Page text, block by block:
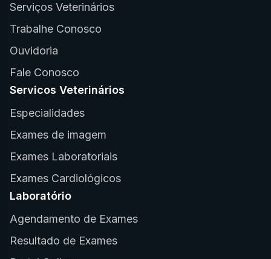
Serviços Veterinários
Trabalhe Conosco
Ouvidoria
Fale Conosco
Servicos Veterinários
Especialidades
Exames de imagem
Exames Laboratoriais
Exames Cardiológicos
Laboratório
Agendamento de Exames
Resultado de Exames